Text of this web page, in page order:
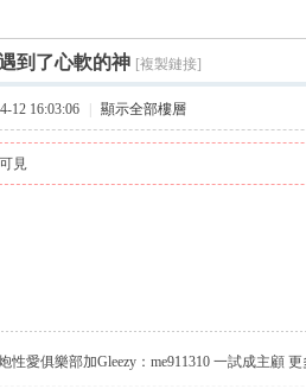
到了心軟的神 [複製鏈接]
12 16:03:06 顯示全部樓層
見
性愛俱樂部加Gleezy：me911310 一試成主顧